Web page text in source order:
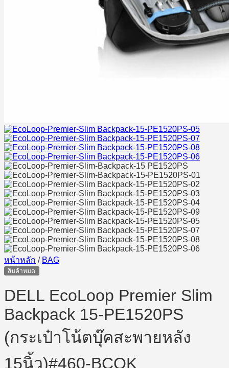
หน้าหลัก / BAG
สินค้าหมด
DELL EcoLoop Premier Slim
Backpack 15-PE1520PS
(กระเป๋าโน้ตบุ๊คสะพายหลัง
15นิ้ว)#460-BCOK